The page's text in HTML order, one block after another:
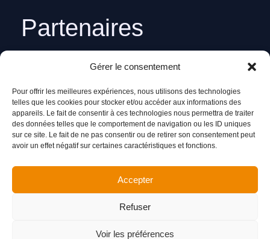
Gérer le consentement
Pour offrir les meilleures expériences, nous utilisons des technologies
telles que les cookies pour stocker et/ou accéder aux informations des
appareils. Le fait de consentir à ces technologies nous permettra de traiter
des données telles que le comportement de navigation ou les ID uniques
sur ce site. Le fait de ne pas consentir ou de retirer son consentement peut
avoir un effet négatif sur certaines caractéristiques et fonctions.
Accepter
Refuser
Voir les préférences
Partenaires
Sidam
Réseaux sociaux